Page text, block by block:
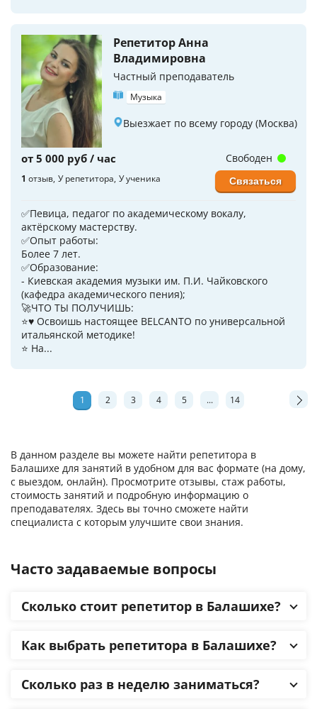
В данном разделе вы можете найти репетитора в
Балашихе для занятий в удобном для вас формате (на дому,
с выездом, онлайн). Просмотрите отзывы, стаж работы,
стоимость занятий и подробную информацию о
преподавателях. Здесь вы точно сможете найти
специалиста с которым улучшите свои знания.
Репетитор Анна
Владимировна
Частный преподаватель
Музыка
Выезжает по всему городу (Москва)
от 5 000 руб / час
1 отзыв У репетитора У ученика
✅Певица, педагог по академическому вокалу,
актёрскому мастерству.
✅Опыт работы:
Более 7 лет.
✅Образование:
- Киевская академия музыки им. П.И. Чайковского
(кафедра академического пения);
🚀ЧТО ТЫ ПОЛУЧИШЬ:
⭐♥️ Освоишь настоящее BELCANTO по универсальной
итальянской методике!
⭐ На...
Свободен
Связаться
1 2 3 4 5 ... 14
Часто задаваемые вопросы
Сколько стоит репетитор в Балашихе?
Как выбрать репетитора в Балашихе?
Сколько раз в неделю заниматься?